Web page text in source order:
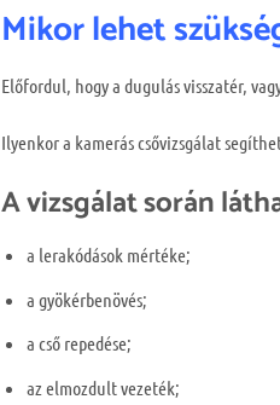
Mikor lehet
Előfordul, hogy a dugulás visszatér,
Ilyenkor a kamerás csővizsgálat
A vizsgálat során
a lerakódások mértéke;
a gyökérbenövés;
a cső repedése;
az elmozdult vezeték;